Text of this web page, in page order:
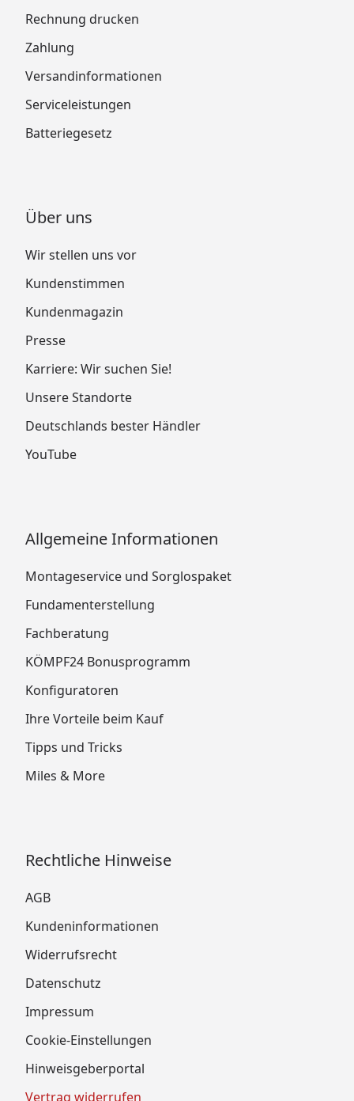
Rechnung drucken
Zahlung
Versandinformationen
Serviceleistungen
Batteriegesetz
Über uns
Wir stellen uns vor
Kundenstimmen
Kundenmagazin
Presse
Karriere: Wir suchen Sie!
Unsere Standorte
Deutschlands bester Händler
YouTube
Allgemeine Informationen
Montageservice und Sorglospaket
Fundamenterstellung
Fachberatung
KÖMPF24 Bonusprogramm
Konfiguratoren
Ihre Vorteile beim Kauf
Tipps und Tricks
Miles & More
Rechtliche Hinweise
AGB
Kundeninformationen
Widerrufsrecht
Datenschutz
Impressum
Cookie-Einstellungen
Hinweisgeberportal
Vertrag widerrufen